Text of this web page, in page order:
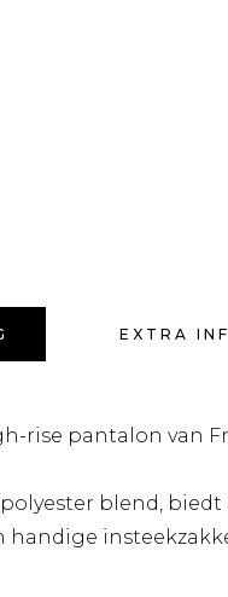
EXTRA
rise pantalon van
blend,
handige